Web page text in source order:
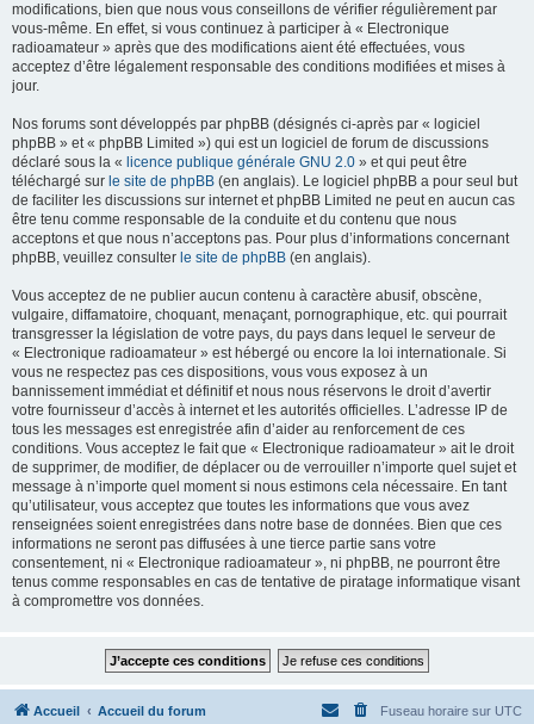
modifications, bien que nous vous conseillons de vérifier régulièrement par
vous-même. En effet, si vous continuez à participer à « Electronique
radioamateur » après que des modifications aient été effectuées, vous
acceptez d’être légalement responsable des conditions modifiées et mises à
jour.
Nos forums sont développés par phpBB (désignés ci-après par « logiciel
phpBB » et « phpBB Limited ») qui est un logiciel de forum de discussions
déclaré sous la « licence publique générale GNU 2.0 » et qui peut être
téléchargé sur le site de phpBB (en anglais). Le logiciel phpBB a pour seul but
de faciliter les discussions sur internet et phpBB Limited ne peut en aucun cas
être tenu comme responsable de la conduite et du contenu que nous
acceptons et que nous n’acceptons pas. Pour plus d’informations concernant
phpBB, veuillez consulter le site de phpBB (en anglais).
Vous acceptez de ne publier aucun contenu à caractère abusif, obscène,
vulgaire, diffamatoire, choquant, menaçant, pornographique, etc. qui pourrait
transgresser la législation de votre pays, du pays dans lequel le serveur de
« Electronique radioamateur » est hébergé ou encore la loi internationale. Si
vous ne respectez pas ces dispositions, vous vous exposez à un
bannissement immédiat et définitif et nous nous réservons le droit d’avertir
votre fournisseur d’accès à internet et les autorités officielles. L’adresse IP de
tous les messages est enregistrée afin d’aider au renforcement de ces
conditions. Vous acceptez le fait que « Electronique radioamateur » ait le droit
de supprimer, de modifier, de déplacer ou de verrouiller n’importe quel sujet et
message à n’importe quel moment si nous estimons cela nécessaire. En tant
qu’utilisateur, vous acceptez que toutes les informations que vous avez
renseignées soient enregistrées dans notre base de données. Bien que ces
informations ne seront pas diffusées à une tierce partie sans votre
consentement, ni « Electronique radioamateur », ni phpBB, ne pourront être
tenus comme responsables en cas de tentative de piratage informatique visant
à compromettre vos données.
Accueil Accueil du forum Fuseau horaire sur UTC